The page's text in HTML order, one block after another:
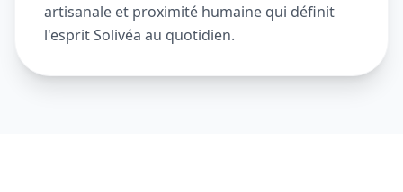
artisanale et proximité humaine qui définit
l'esprit Solivéa au quotidien.